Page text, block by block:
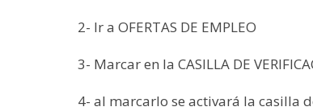
2- Ir a OFERTAS DE EMPLEO
3- Marcar en la CASILLA DE
4- al marcarlo se activará la casilla